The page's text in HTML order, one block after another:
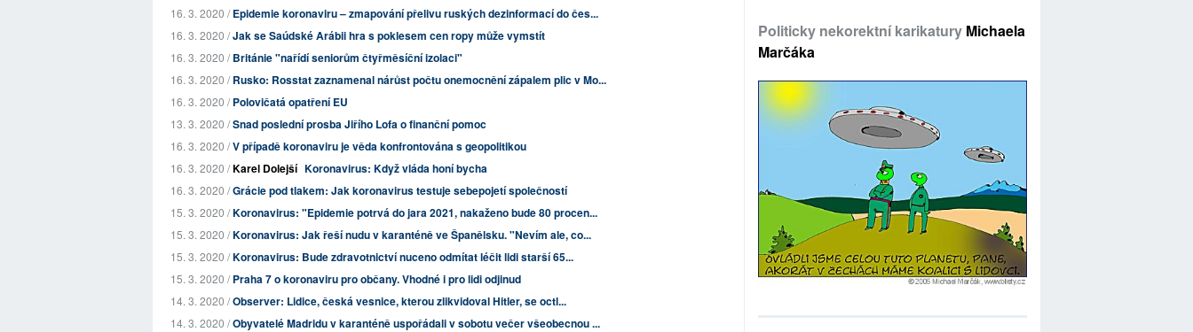
16. 3. 2020 /Epidemie koronaviru – zmapování přelivu ruských dezinformací do čes...
16. 3. 2020 /Jak se Saúdské Arábii hra s poklesem cen ropy může vymstít
16. 3. 2020 /Británie "nařídí seniorům čtyřměsíční izolaci"
16. 3. 2020 /Rusko: Rosstat zaznamenal nárůst počtu onemocnění zápalem plic v Mo...
16. 3. 2020 /Polovičatá opatření EU
13. 3. 2020 /Snad poslední prosba Jiřího Lofa o finanční pomoc
16. 3. 2020 /V případě koronaviru je věda konfrontována s geopolitikou
16. 3. 2020 /Karel Dolejší Koronavirus: Když vláda honí bycha
16. 3. 2020 /Grácie pod tlakem: Jak koronavirus testuje sebepojetí společností
15. 3. 2020 /Koronavirus: "Epidemie potrvá do jara 2021, nakaženo bude 80 procen...
15. 3. 2020 /Koronavirus: Jak řeší nudu v karanténě ve Španělsku. "Nevím ale, co...
15. 3. 2020 /Koronavirus: Bude zdravotnictví nuceno odmítat léčit lidi starší 65...
15. 3. 2020 /Praha 7 o koronaviru pro občany. Vhodné i pro lidi odjinud
14. 3. 2020 /Observer: Lidice, česká vesnice, kterou zlikvidoval Hitler, se octl...
14. 3. 2020 /Obyvatelé Madridu v karanténě uspořádali v sobotu večer všeobecnou ...
Politicky nekorektní karikatury Michaela
Marčáka